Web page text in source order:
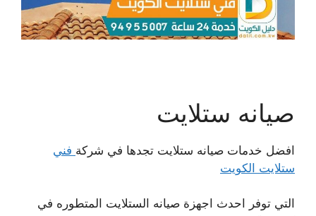
صيانه ستلايت
افضل خدمات صيانه ستلايت تجدها في شركة فني
ستلايت الكويت
التي توفر احدث اجهزة صيانه الستلايت المتطوره في